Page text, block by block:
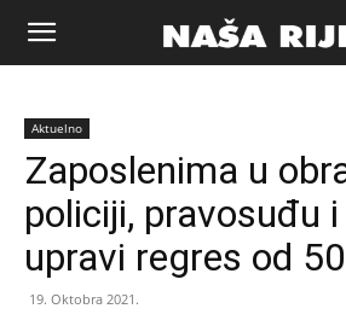
Naša
riječ
Zenica
Aktuelno
Zaposlenima u
policiji, pravosuđu
upravi regres od
19. Oktobra 2021.